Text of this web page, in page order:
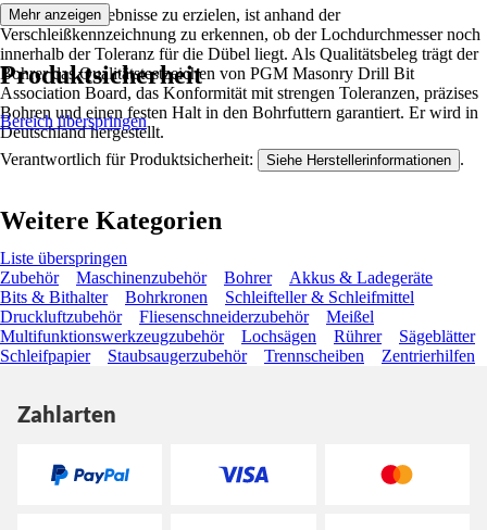
Um präzise Ergebnisse zu erzielen, ist anhand der
Verschleißkennzeichnung zu erkennen, ob der Lochdurchmesser noch
innerhalb der Toleranz für die Dübel liegt. Als Qualitätsbeleg trägt der
Bohrer das Qualitätstestzeichen von PGM Masonry Drill Bit
Association Board, das Konformität mit strengen Toleranzen, präzises
Bohren und einen festen Halt in den Bohrfuttern garantiert. Er wird in
Deutschland hergestellt.
Mehr anzeigen
Produktsicherheit
Bereich überspringen
Verantwortlich für Produktsicherheit: Siehe Herstellerinformationen .
Weitere Kategorien
Liste überspringen
Zubehör
Maschinenzubehör Bohrer
Akkus & Ladegeräte
Bits & Bithalter
Bohrkronen
Schleifteller & Schleifmittel
Druckluftzubehör
Fliesenschneiderzubehör
Meißel
Multifunktionswerkzeugzubehör
Lochsägen Rührer
Sägeblätter
Schleifpapier
Staubsaugerzubehör Trennscheiben Zentrierhilfen
Zahlarten